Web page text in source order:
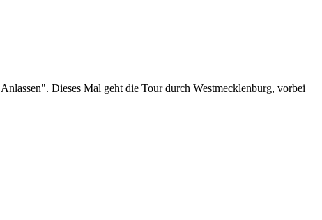
Dieses Mal geht die Tour durch Westmecklenburg, vorbei